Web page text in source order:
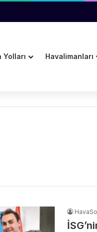
Güven “Airport Leader of the
Yolları Havalimanları